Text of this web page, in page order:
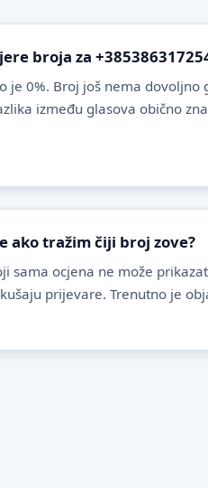
broja za
je 0%. Broj još nema dovoljno
između glasova obično
ako tražim čiji broj zove?
sama ocjena ne može
prijevare. Trenutno je